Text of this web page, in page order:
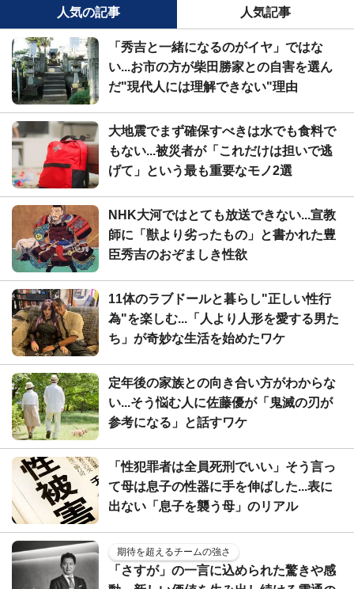
人気の記事 人気記事
「秀吉と一緒になるのがイヤ」ではな
い...お市の方が柴田勝家との自害を選ん
だ"現代人には理解できない"理由
大地震でまず確保すべきは水でも食料で
もない...被災者が「これだけは担いで逃
げて」という最も重要なモノ2選
NHK大河ではとても放送できない...宣教
師に「獣より劣ったもの」と書かれた豊
臣秀吉のおぞましき性欲
11体のラブドールと暮らし"正しい性行
為"を楽しむ...「人より人形を愛する男た
ち」が奇妙な生活を始めたワケ
定年後の家族との向き合い方がわからな
い...そう悩む人に佐藤優が「鬼滅の刃が
参考になる」と話すワケ
「性犯罪者は全員死刑でいい」そう言っ
て母は息子の性器に手を伸ばした...表に
出ない「息子を襲う母」のリアル
期待を超えるチームの強さ
「さすが」の一言に込められた驚きや感